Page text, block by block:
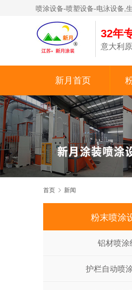
喷涂设备-喷塑设备-电泳设备,
32年
意大利
新月首页
首页 新闻
粉末喷涂
铝材喷涂
护栏自动喷